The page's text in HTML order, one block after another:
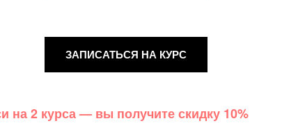
ЗАПИСАТЬСЯ НА КУРС
на 2 курса — вы получите скидку 10%